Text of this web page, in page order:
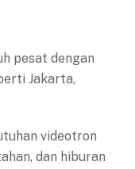
pesat dengan
Jakarta,
videotron
dan hiburan